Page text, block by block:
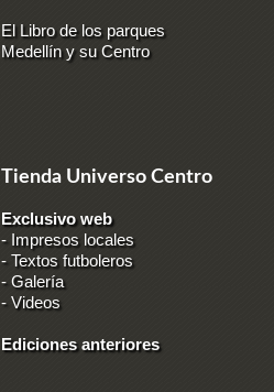
El Libro de los parques
Medellín y su Centro
Tienda Universo Centro
Exclusivo web
- Impresos locales
- Textos futboleros
-Galería
-Videos
Ediciones anteriores